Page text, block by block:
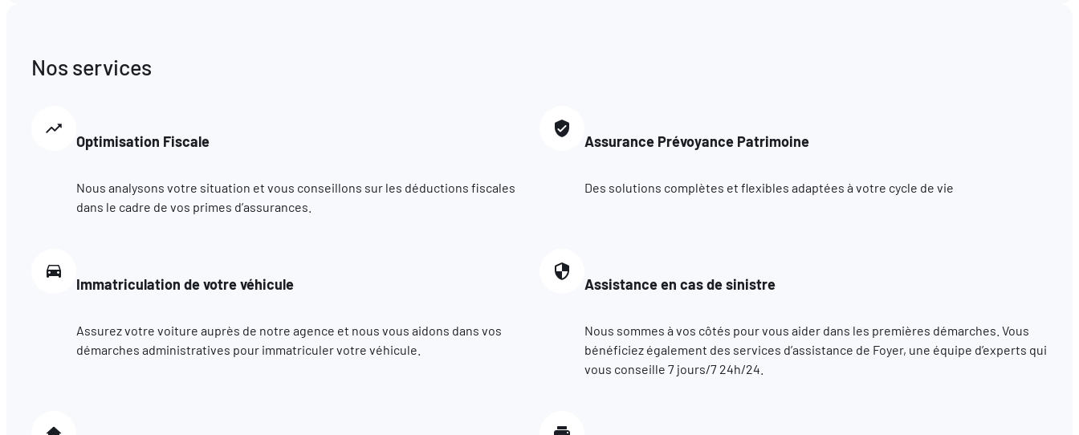
Nos services
Optimisation Fiscale
Nous analysons votre situation et vous conseillons sur les déductions fiscales
dans le cadre de vos primes d’assurances.
Assurance Prévoyance Patrimoine
Des solutions complètes et flexibles adaptées à votre cycle de vie
Immatriculation de votre véhicule
Assurez votre voiture auprès de notre agence et nous vous aidons dans vos
démarches administratives pour immatriculer votre véhicule.
Assistance en cas de sinistre
Nous sommes à vos côtés pour vous aider dans les premières démarches. Vous
bénéficiez également des services d’assistance de Foyer, une équipe d’experts qui
vous conseille 7 jours/7 24h/24.